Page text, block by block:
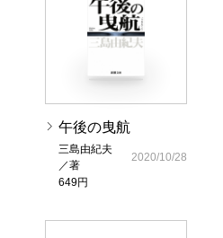
午後の曳航
三島由紀夫
／著
649円
2020/10/28